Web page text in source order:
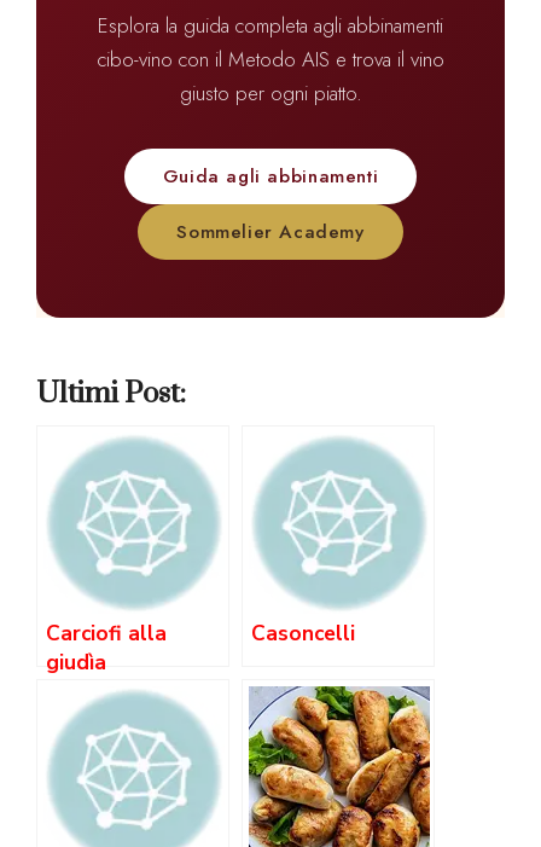
Esplora la guida completa agli abbinamenti
cibo-vino con il Metodo AIS e trova il vino
giusto per ogni piatto.
Guida agli abbinamenti
Sommelier Academy
Ultimi Post:
Carciofi alla
giudìa
Casoncelli